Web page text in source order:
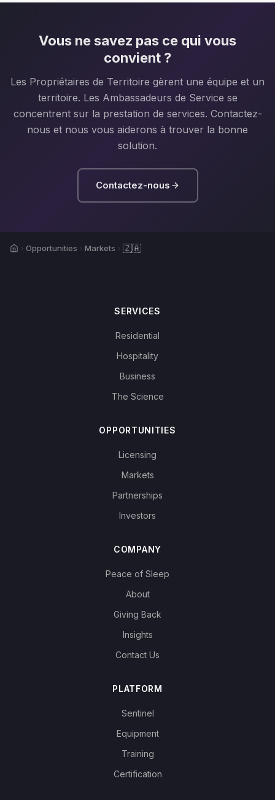
Vous ne savez pas ce qui vous
convient ?
Les Propriétaires de Territoire gèrent une équipe et un
territoire. Les Ambassadeurs de Service se
concentrent sur la prestation de services. Contactez-
nous et nous vous aiderons à trouver la bonne
solution.
Contactez-nous
HomeOpportunities Markets 🇿🇦
SERVICES
Residential
Hospitality
Business
The Science
OPPORTUNITIES
Licensing
Markets
Partnerships
Investors
COMPANY
Peace of Sleep
About
Giving Back
Insights
Contact Us
PLATFORM
Sentinel
Equipment
Training
Certification